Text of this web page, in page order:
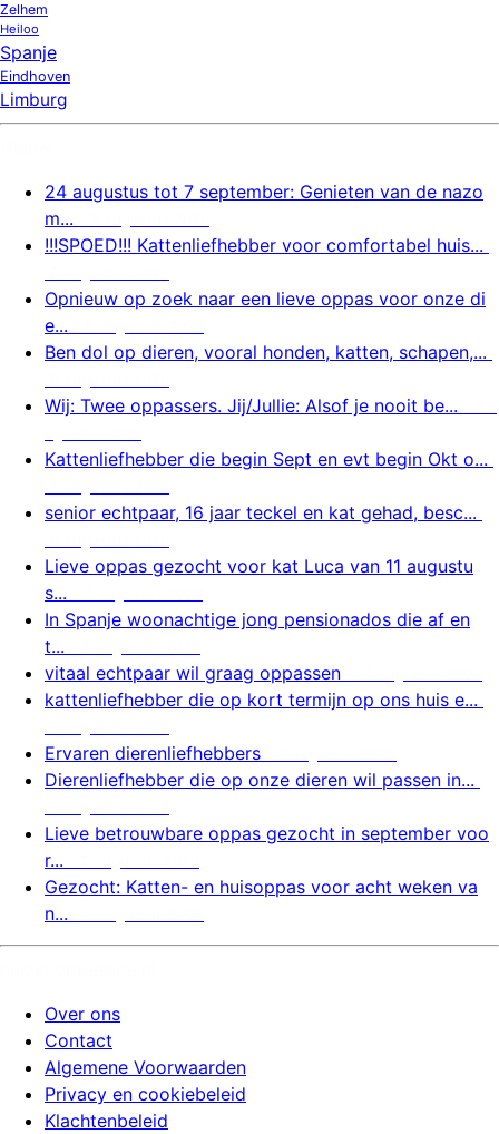
Zelhem
Heiloo
Spanje
Eindhoven
Limburg
24 augustus tot 7 september: Genieten van de nazo
m...
!!!SPOED!!! Kattenliefhebber voor comfortabel huis...
Opnieuw op zoek naar een lieve oppas voor onze di
e...
Ben dol op dieren, vooral honden, katten, schapen,...
Wij: Twee oppassers. Jij/Jullie: Alsof je nooit be...
Kattenliefhebber die begin Sept en evt begin Okt o...
senior echtpaar, 16 jaar teckel en kat gehad, besc...
Lieve oppas gezocht voor kat Luca van 11 augustu
s...
In Spanje woonachtige jong pensionados die af en
t...
vitaal echtpaar wil graag oppassen
kattenliefhebber die op kort termijn op ons huis e...
Ervaren dierenliefhebbers
Dierenliefhebber die op onze dieren wil passen in...
Lieve betrouwbare oppas gezocht in september voo
r...
Gezocht: Katten- en huisoppas voor acht weken va
n...
Over ons
Contact
Algemene Voorwaarden
Privacy en cookiebeleid
Klachtenbeleid